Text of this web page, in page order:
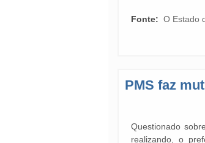
Fonte: O Estado
PMS faz
Questionado
realizando, o